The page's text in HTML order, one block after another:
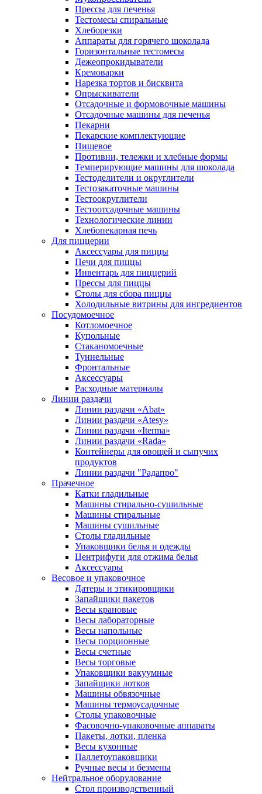
Прессы для печенья
Тестомесы спиральные
Хлеборезки
Аппараты для горячего шоколада
Горизонтальные тестомесы
Дежеопрокидыватели
Кремоварки
Нарезка тортов и бисквита
Опрыскиватели
Отсадочные и формовочные машины
Отсадочные машины для печенья
Пекарни
Пекарские комплектующие
Пищевое
Противни, тележки и хлебные формы
Темперирующие машины для шоколада
Тестоделители и округлители
Тестозакаточные машины
Тестоокруглители
Тестоотсадочные машины
Технологические линии
Хлебопекарная печь
Для пиццерии
Аксессуары для пиццы
Печи для пиццы
Инвентарь для пиццерий
Прессы для пиццы
Столы для сбора пиццы
Холодильные витрины для ингредиентов
Посудомоечное
Котломоечное
Купольные
Стаканомоечные
Туннельные
Фронтальные
Аксессуары
Расходные материалы
Линии раздачи
Линии раздачи «Abat»
Линии раздачи «Atesy»
Линии раздачи «Iterma»
Линии раздачи «Rada»
Контейнеры для овощей и сыпучих
продуктов
Линии раздачи "Радапро"
Прачечное
Катки гладильные
Машины стирально-сушильные
Машины стиральные
Машины сушильные
Столы гладильные
Упаковщики белья и одежды
Центрифуги для отжима белья
Аксессуары
Весовое и упаковочное
Датеры и этикировщики
Запайщики пакетов
Весы крановые
Весы лабораторные
Весы напольные
Весы порционные
Весы счетные
Весы торговые
Упаковщики вакуумные
Запайщики лотков
Машины обвязочные
Машины термоусадочные
Столы упаковочные
Фасовочно-упаковочные аппараты
Пакеты, лотки, пленка
Весы кухонные
Паллетоупаковщики
Ручные весы и безмены
Нейтральное оборудование
Cтол производственный